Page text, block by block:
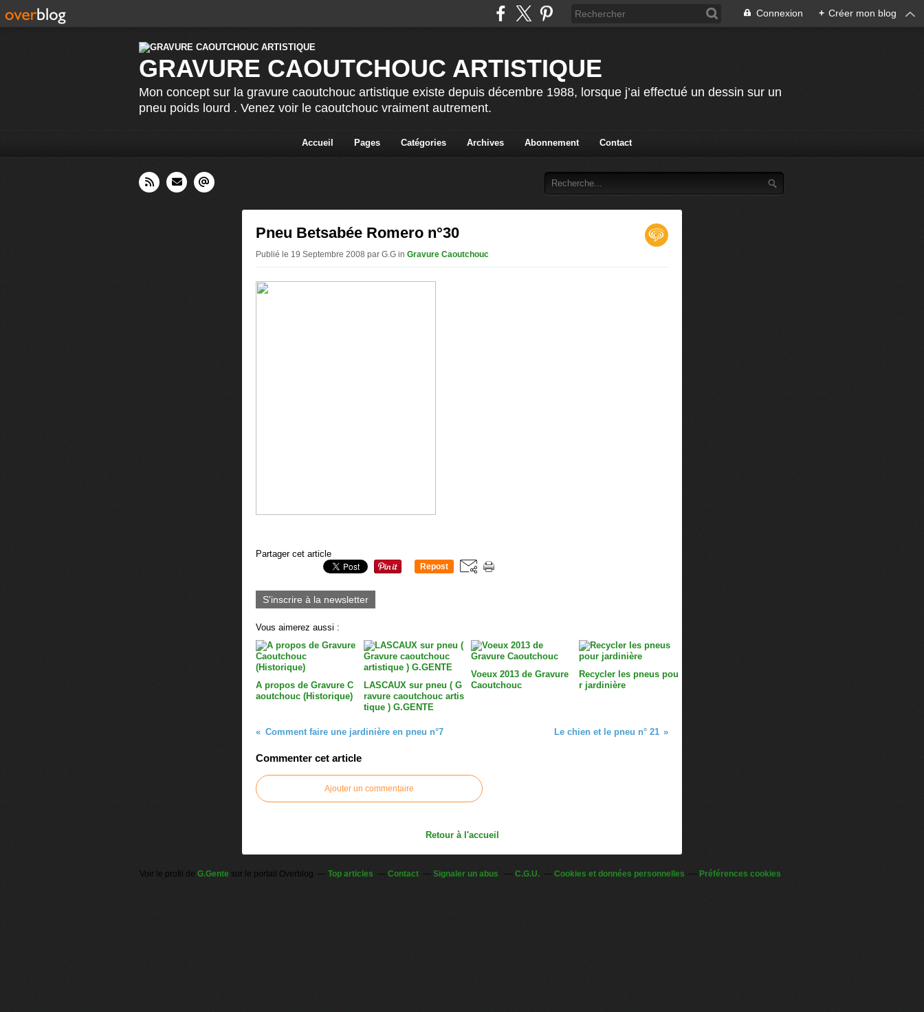
Connexion + Créer mon blog
GRAVURE CAOUTCHOUC ARTISTIQUE
Mon concept sur la gravure caoutchouc artistique existe depuis décembre 1988, lorsque j’ai effectué un dessin sur un
pneu poids lourd . Venez voir le caoutchouc vraiment autrement.
Accueil Pages Catégories Archives Abonnement Contact
Pneu Betsabée Romero n°30
Publié le 19 Septembre 2008 par G.G in Gravure Caoutchouc
Partager cet article
Repost
S'inscrire à la newsletter
Vous aimerez aussi :
A propos de Gravure C
aoutchouc (Historique)
LASCAUX sur pneu ( G
ravure caoutchouc artis
tique ) G.GENTE
Voeux 2013 de Gravure
Caoutchouc
Recycler les pneus pou
r jardinière
Comment faire une jardinière en pneu n°7 Le chien et le pneu n° 21
Commenter cet article
Ajouter un commentaire
Retour à l'accueil
Voir le profil de G.Gentesur le portail Overblog Top articles Contact Signaler un abus C.G.U. Cookies et données personnelles Préférences cookies